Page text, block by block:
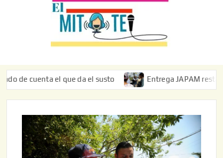
cuenta el que da el susto Entrega JAPAM